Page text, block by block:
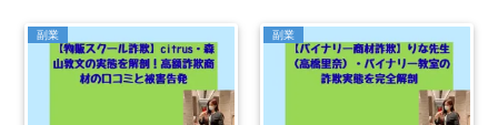
副業 副業